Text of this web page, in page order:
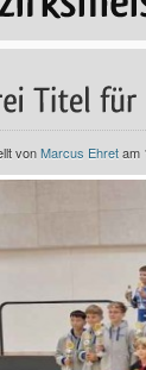
vonMarcus Ehretam